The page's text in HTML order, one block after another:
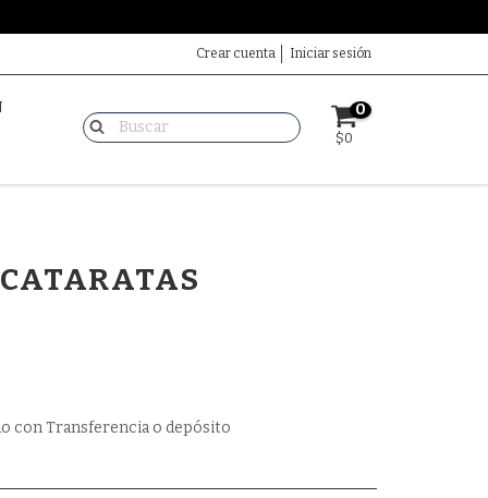
Crear cuenta Iniciar sesión
0
$0
con Transferencia o depósito